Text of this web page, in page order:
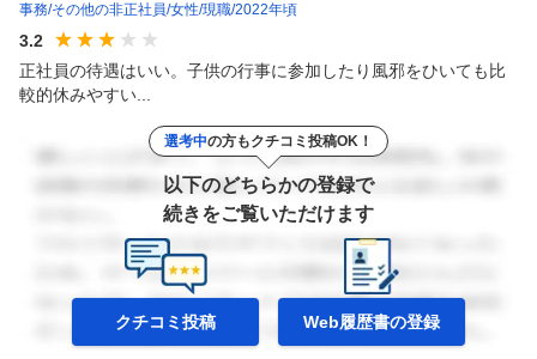
事務 その他の非正社員 女性 現職 2022年頃
3.2
正社員の待遇はいい。子供の行事に参加したり風邪をひいても比
較的休みやすい...
選考中の方もクチコミ投稿OK！
以下のどちらかの登録で
続きをご覧いただけます
クチコミ投稿 Web履歴書の登録